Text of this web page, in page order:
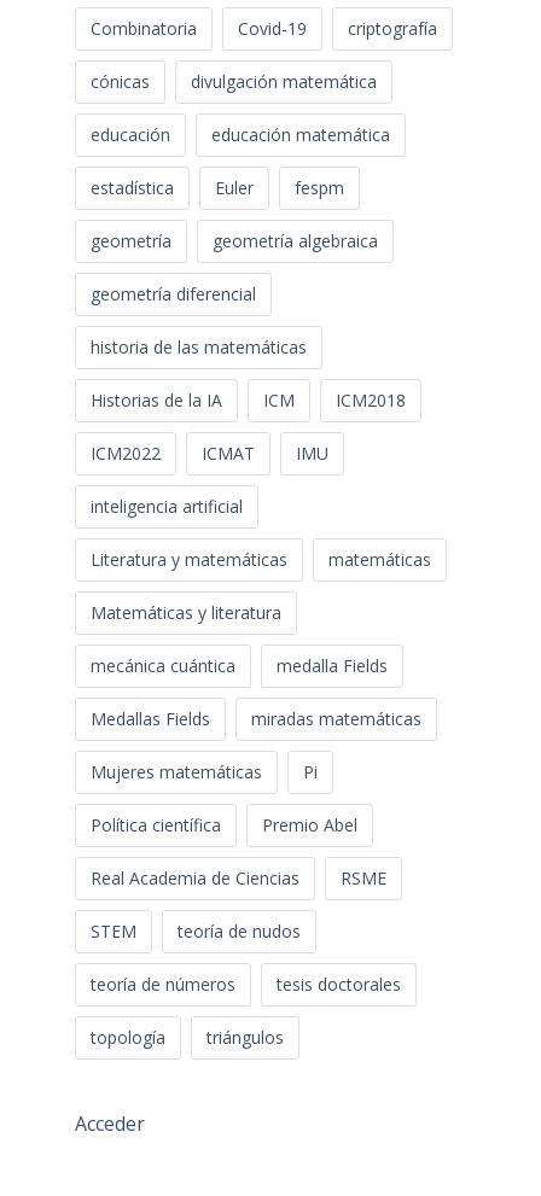
Combinatoria Covid-19 criptografía
cónicas divulgación matemática
educación educación matemática
estadística Euler fespm
geometría geometría algebraica
geometría diferencial
historia de las matemáticas
Historias de la IA ICM ICM2018
ICM2022 ICMAT IMU
inteligencia artificial
Literatura y matemáticas matemáticas
Matemáticas y literatura
mecánica cuántica medalla Fields
Medallas Fields miradas matemáticas
Mujeres matemáticas Pi
Política científica Premio Abel
Real Academia de Ciencias RSME
STEM teoría de nudos
teoría de números tesis doctorales
topología triángulos
Acceder